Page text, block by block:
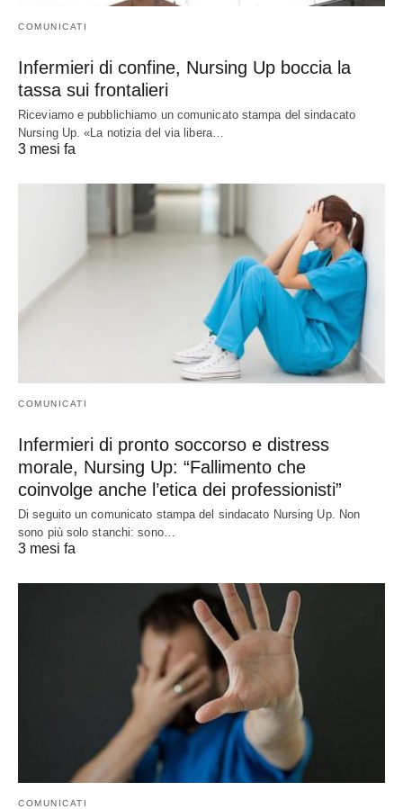
COMUNICATI
Infermieri di confine, Nursing Up boccia la
tassa sui frontalieri
Riceviamo e pubblichiamo un comunicato stampa del sindacato
Nursing Up. «La notizia del via libera…
3 mesi fa
COMUNICATI
Infermieri di pronto soccorso e distress
morale, Nursing Up: “Fallimento che
coinvolge anche l’etica dei professionisti”
Di seguito un comunicato stampa del sindacato Nursing Up. Non
sono più solo stanchi: sono…
3 mesi fa
COMUNICATI